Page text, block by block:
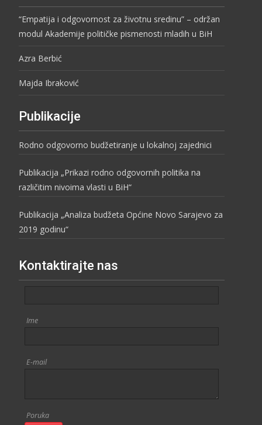
“Empatija i odgovornost za životnu sredinu” – održan
modul Akademije političke pismenosti mladih u BiH
Azra Berbić
Majda Ibraković
Publikacije
Rodno odgovorno budžetiranje u lokalnoj zajednici
Publikacija „Prikazi rodno odgovornih politika na
različitim nivoima vlasti u BiH“
Publikacija „Analiza budžeta Općine Novo Sarajevo za
2019 godinu“
Kontaktirajte nas
Ime
E-mail
Poruka